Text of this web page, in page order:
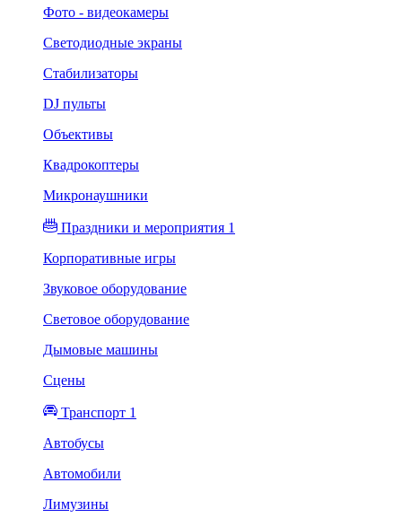
Фото - видеокамеры
Светодиодные экраны
Стабилизаторы
DJ пульты
Объективы
Квадрокоптеры
Микронаушники
Праздники и мероприятия 1
Корпоративные игры
Звуковое оборудование
Световое оборудование
Дымовые машины
Сцены
Транспорт 1
Автобусы
Автомобили
Лимузины